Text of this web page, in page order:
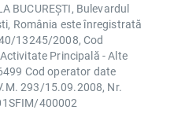
BUCUREȘTI, Bulevardul
România este înregistrată
13245/2008, Cod
Principală - Alte
Cod operator date
293/15.09.2008, Nr.
400002